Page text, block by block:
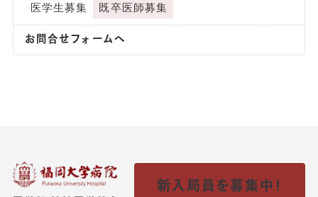
医学生募集 既卒医師募集
お問合せフォームへ
新入局員を募集中！